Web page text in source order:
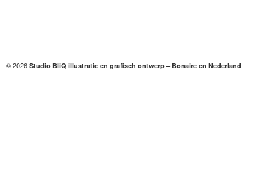
© 2026 Studio BliQ illustratie en grafisch ontwerp – Bonaire en Nederland